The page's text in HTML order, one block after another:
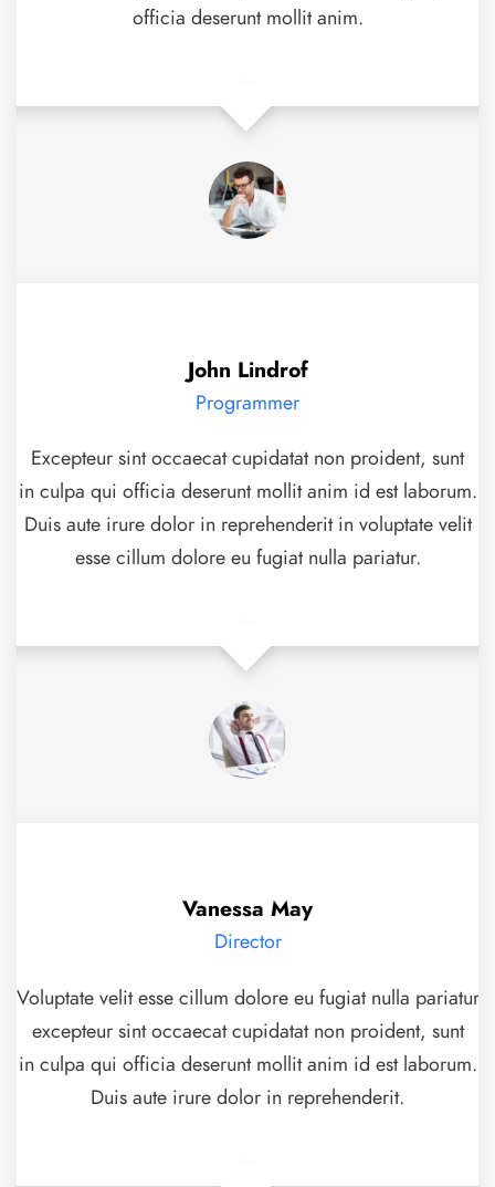
officia deserunt mollit anim.
John Lindrof
Programmer
Excepteur sint occaecat cupidatat non proident, sunt
in culpa qui officia deserunt mollit anim id est laborum.
Duis aute irure dolor in reprehenderit in voluptate velit
esse cillum dolore eu fugiat nulla pariatur.
Vanessa May
Director
Voluptate velit esse cillum dolore eu fugiat nulla pariatur
excepteur sint occaecat cupidatat non proident, sunt
in culpa qui officia deserunt mollit anim id est laborum.
Duis aute irure dolor in reprehenderit.